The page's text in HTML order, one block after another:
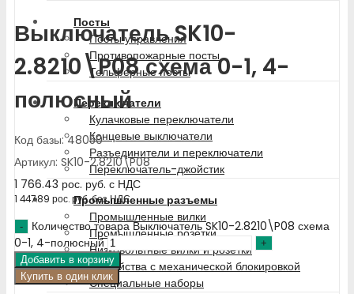
Посты
Посты управления
Противопожарные посты
Тельферные посты
Переключатели
Кулачковые переключатели
Концевые выключатели
Разъединители и переключатели
Переключатель-джойстик
Промышленные разъемы
Промышленные вилки
Промышленные розетки
Низковольтные вилки и розетки
Устройства с механической блокировкой
Специальные наборы
Выключатель SK10-
2.8210\P08 схема 0-1, 4-
полюсный
Код базы: 48050
Артикул: SK10-2.8210\P08
1 766.43 рос. руб. с НДС
1 447.89 рос. руб.без НДС
Количество товара Выключатель SK10-2.8210\P08 схема
0-1, 4-полюсный
Добавить в корзину
Купить в один клик